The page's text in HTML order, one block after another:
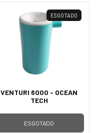
ESGOTADO
VENTURI 6000 - OCEAN
TECH
ESGOTADO